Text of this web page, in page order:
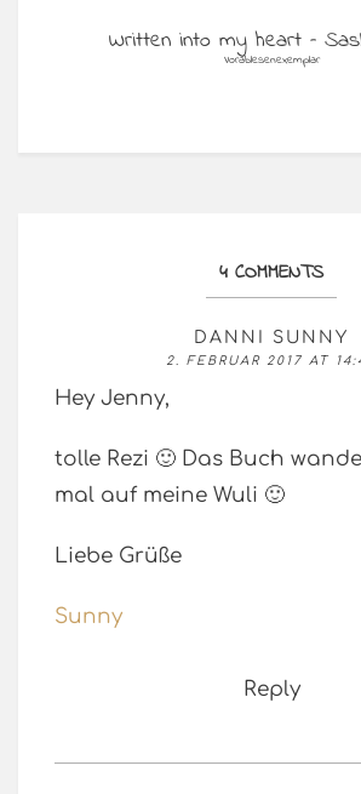
Written into my heart –
Vorablesenexemplar
4 COMMENTS
DANNI SUNNY
2. FEBRUAR 2017 AT
Hey Jenny,
tolle Rezi 🙂 Das Buch
mal auf meine Wuli 🙂
Liebe Grüße
Sunny
Reply